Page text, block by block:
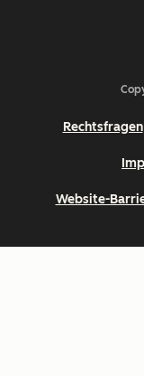
Rechtsfragen
Website-